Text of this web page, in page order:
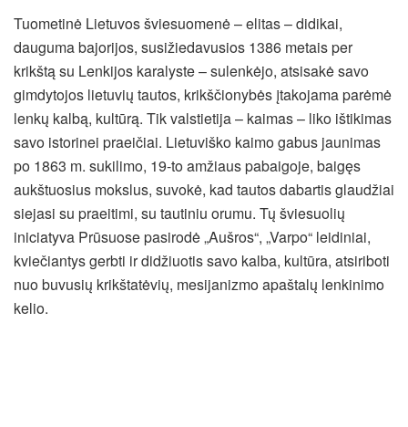
Tuometinė Lietuvos šviesuomenė – elitas – didikai,
dauguma bajorijos, susižiedavusios 1386 metais per
krikštą su Lenkijos karalyste – sulenkėjo, atsisakė savo
gimdytojos lietuvių tautos, krikščionybės įtakojama parėmė
lenkų kalbą, kultūrą. Tik valstietija – kaimas – liko ištikimas
savo istorinei praeičiai. Lietuviško kaimo gabus jaunimas
po 1863 m. sukilimo, 19-to amžiaus pabaigoje, baigęs
aukštuosius mokslus, suvokė, kad tautos dabartis glaudžiai
siejasi su praeitimi, su tautiniu orumu. Tų šviesuolių
iniciatyva Prūsuose pasirodė „Aušros“, „Varpo“ leidiniai,
kviečiantys gerbti ir didžiuotis savo kalba, kultūra, atsiriboti
nuo buvusių krikštatėvių, mesijanizmo apaštalų lenkinimo
kelio.